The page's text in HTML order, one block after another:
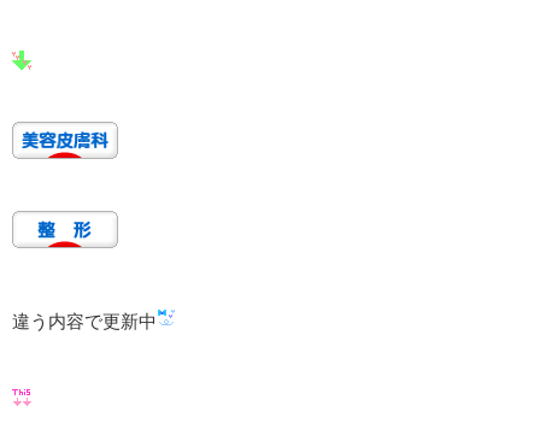
違う内容で更新中